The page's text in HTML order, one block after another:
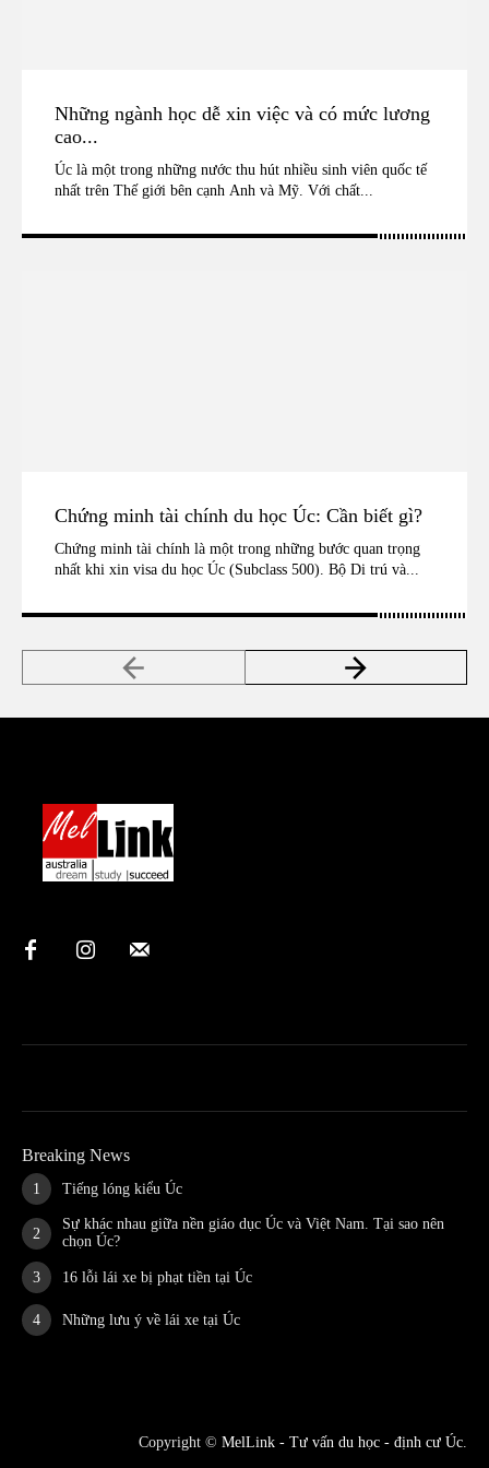
Những ngành học dễ xin việc và có mức lương
cao...
Úc là một trong những nước thu hút nhiều sinh viên quốc tế
nhất trên Thế giới bên cạnh Anh và Mỹ. Với chất...
Chứng minh tài chính du học Úc: Cần biết gì?
Chứng minh tài chính là một trong những bước quan trọng
nhất khi xin visa du học Úc (Subclass 500). Bộ Di trú và...
Breaking News
Tiếng lóng kiểu Úc
Sự khác nhau giữa nền giáo dục Úc và Việt Nam. Tại sao nên
chọn Úc?
16 lỗi lái xe bị phạt tiền tại Úc
Những lưu ý về lái xe tại Úc
Copyright © MelLink - Tư vấn du học - định cư Úc.